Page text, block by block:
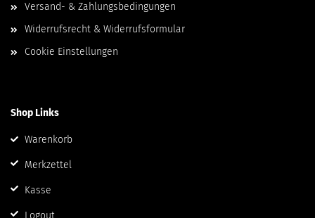
Versand- & Zahlungsbedingungen
Widerrufsrecht & Widerrufsformular
Cookie Einstellungen
Shop Links
Warenkorb
Merkzettel
Kasse
Logout